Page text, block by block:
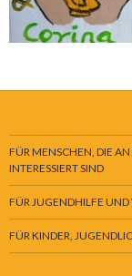
FÜR MENSCHEN, DIE
INTERESSIERT SIND
FÜR JUGENDHILFE
FÜR KINDER,